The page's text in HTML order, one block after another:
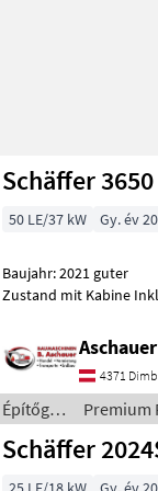
Schäffer 3650
50 LE/37 kW Gy. év
Baujahr: 2021 guter
Zustand mit Kabine
Anfrage. Die in diesem
Produkt enthaltenen
Angaben (z.B.
4371
Építőgépek
/
Schäffer
Premium
Schäffer